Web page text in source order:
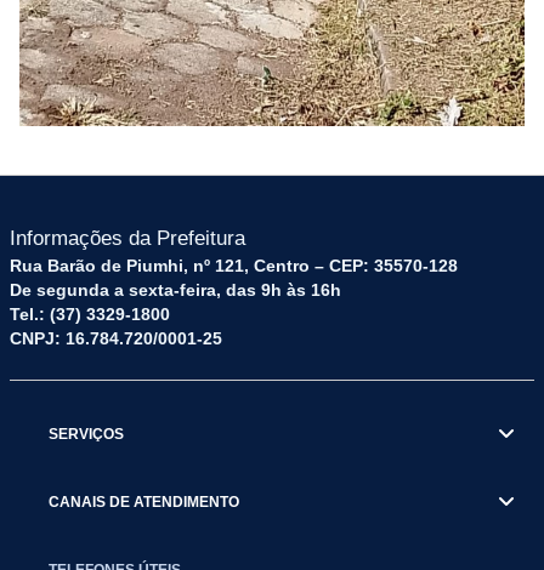
Informações da Prefeitura
Rua Barão de Piumhi, nº 121, Centro – CEP: 35570-128
De segunda a sexta-feira, das 9h às 16h
Tel.: (37) 3329-1800
CNPJ: 16.784.720/0001-25
SERVIÇOS
CANAIS DE ATENDIMENTO